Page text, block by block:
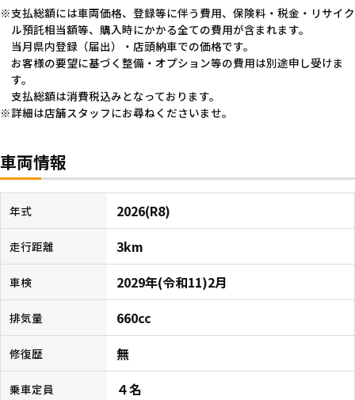
支払総額には車両価格、登録等に伴う費用、保険料・税金・リサイク
ル預託相当額等、購入時にかかる全ての費用が含まれます。
当月県内登録（届出）・店頭納車での価格です。
お客様の要望に基づく整備・オプション等の費用は別途申し受けま
す。
支払総額は消費税込みとなっております。
詳細は店舗スタッフにお尋ねくださいませ。
車両情報
年式 2026(R8)
走行距離 3km
車検 2029年(令和11)2月
排気量 660cc
修復歴 無
乗車定員 ４名